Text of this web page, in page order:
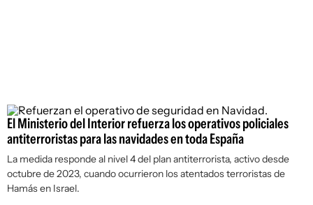
El Ministerio del Interior refuerza los operativos policiales
antiterroristas para las navidades en toda España
La medida responde al nivel 4 del plan antiterrorista, activo desde
octubre de 2023, cuando ocurrieron los atentados terroristas de
Hamás en Israel.